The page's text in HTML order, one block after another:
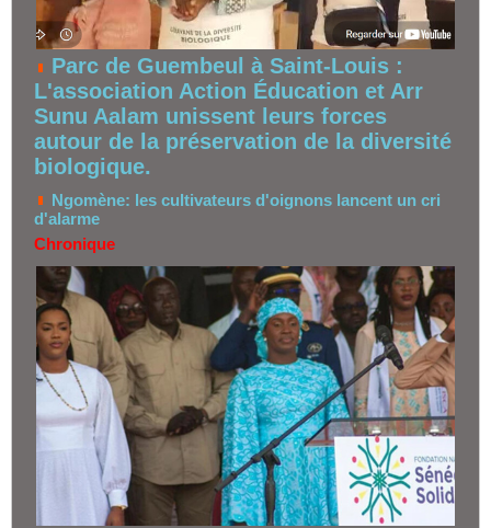
Parc de Guembeul à Saint-Louis :
L'association Action Éducation et Arr
Sunu Aalam unissent leurs forces
autour de la préservation de la diversité
biologique.
Ngomène: les cultivateurs d'oignons lancent un cri
d'alarme
Chronique